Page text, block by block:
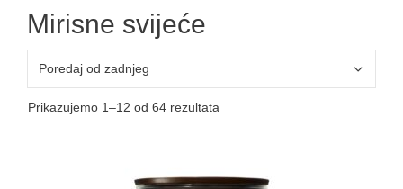
Mirisne svijeće
Prikazujemo 1–12 od 64 rezultata